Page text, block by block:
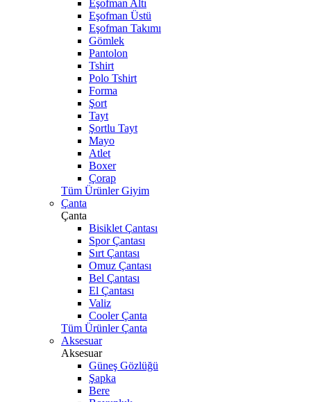
Eşofman Altı
Eşofman Üstü
Eşofman Takımı
Gömlek
Pantolon
Tshirt
Polo Tshirt
Forma
Şort
Tayt
Şortlu Tayt
Mayo
Atlet
Boxer
Çorap
Tüm Ürünler Giyim
Çanta
Çanta
Bisiklet Çantası
Spor Çantası
Sırt Çantası
Omuz Çantası
Bel Çantası
El Çantası
Valiz
Cooler Çanta
Tüm Ürünler Çanta
Aksesuar
Aksesuar
Güneş Gözlüğü
Şapka
Bere